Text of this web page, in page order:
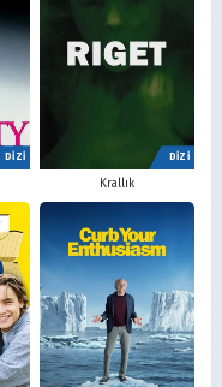
DİZİ DİZİ
Krallık